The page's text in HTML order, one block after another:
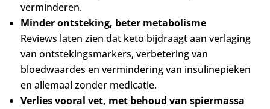
verminderen.
Minder ontsteking, beter metabolisme
Reviews laten zien dat keto bijdraagt aan verlaging
van ontstekingsmarkers, verbetering van
bloedwaardes en vermindering van insulinepieken
en allemaal zonder medicatie.
Verlies vooral vet, met behoud van spiermassa